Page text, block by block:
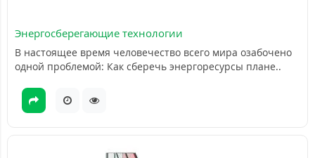
Энергосберегающие технологии
В настоящее время человечество всего мира озабочено
одной проблемой: Как сберечь энергоресурсы плане..